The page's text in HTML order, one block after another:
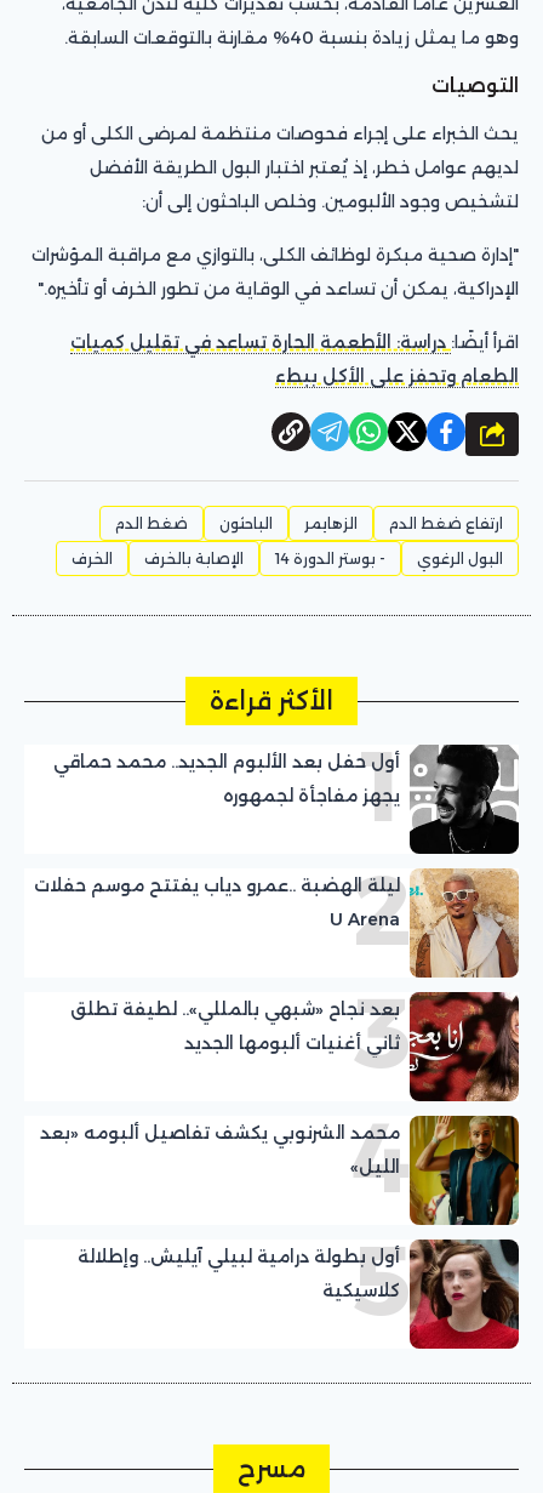
وهو ما يمثل زيادة بنسبة 40% مقارنة بالتوقعات السابقة.
التوصيات
يحث الخبراء على إجراء فحوصات منتظمة لمرضى الكلى أو من
لديهم عوامل خطر، إذ يُعتبر اختبار البول الطريقة الأفضل
لتشخيص وجود الألبومين. وخلص الباحثون إلى أن:
"إدارة صحية مبكرة لوظائف الكلى، بالتوازي مع مراقبة المؤشرات
الإدراكية، يمكن أن تساعد في الوقاية من تطور الخرف أو تأخيره."
اقرأ أيضًا: دراسة: الأطعمة الحارة تساعد في تقليل كميات
الطعام وتحفز على الأكل ببطء
شارك
ارتفاع ضغط الدم الزهايمر الباحثون
ضغط الدم
البول الرغوي
- بوستر الدورة 14 الإصابة بالخرف الخرف
الأكثر قراءة
1
أول حفل بعد الألبوم الجديد.. محمد حماقي
يجهز مفاجأة لجمهوره
2
ليلة الهضبة ..عمرو دياب يفتتح موسم حفلات
U Arena
3
بعد نجاح «شبهي بالمللي».. لطيفة تطلق
ثاني أغنيات ألبومها الجديد
4
محمد الشرنوبي يكشف تفاصيل ألبومه «بعد
الليل»
5
أول بطولة درامية لبيلي آيليش.. وإطلالة
كلاسيكية
مسرح